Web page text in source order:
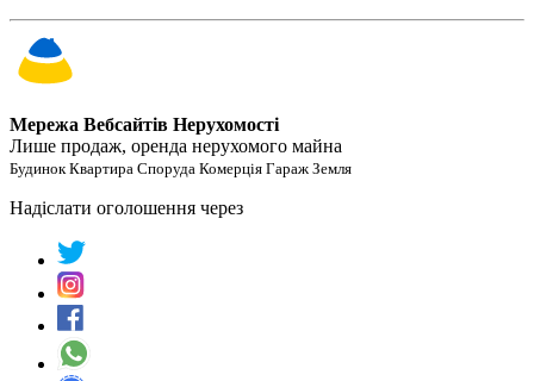
Мережа Вебсайтів Нерухомості
Лише продаж, оренда нерухомого майна
Будинок Квартира Споруда Комерція Гараж Земля
Надіслати оголошення через